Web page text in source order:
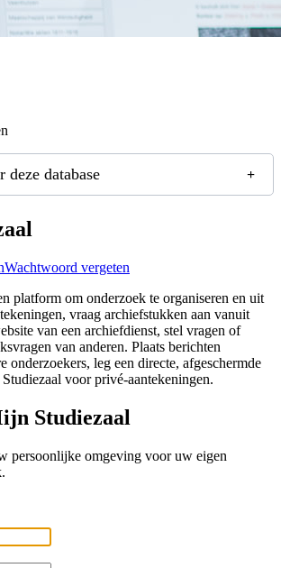
database
Wachtwoord vergeten
platform om onderzoek te organiseren en uit
vraag archiefstukken aan vanuit
van een archiefdienst, stel vragen of
van anderen. Plaats berichten
onderzoekers, leg een directe, afgeschermde
voor privé-aantekeningen.
Studiezaal
persoonlijke omgeving voor uw eigen